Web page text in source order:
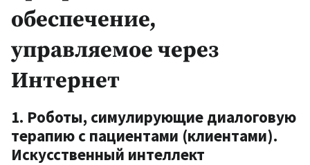
обеспечение,
управляемое через
Интернет
1. Роботы, симулирующие диалоговую
терапию с пациентами (клиентами).
Искусственный интеллект